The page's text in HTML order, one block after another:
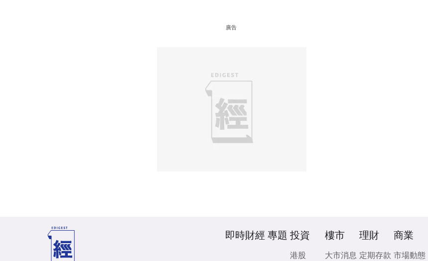
廣告
即時財經 專題 投資
港股
樓市
大市消息
理財
定期存款
商業
市場動態